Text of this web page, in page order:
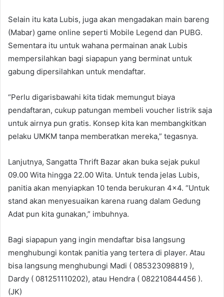
Selain itu kata Lubis, juga akan mengadakan main bareng
(Mabar) game online seperti Mobile Legend dan PUBG.
Sementara itu untuk wahana permainan anak Lubis
mempersilahkan bagi siapapun yang berminat untuk
gabung dipersilahkan untuk mendaftar.
“Perlu digarisbawahi kita tidak memungut biaya
pendaftaran, cukup patungan membeli voucher listrik saja
untuk airnya pun gratis. Konsep kita kan membangkitkan
pelaku UMKM tanpa memberatkan mereka,” tegasnya.
Lanjutnya, Sangatta Thrift Bazar akan buka sejak pukul
09.00 Wita hingga 22.00 Wita. Untuk tenda jelas Lubis,
panitia akan menyiapkan 10 tenda berukuran 4×4. “Untuk
stand akan menyesuaikan karena ruang dalam Gedung
Adat pun kita gunakan,” imbuhnya.
Bagi siapapun yang ingin mendaftar bisa langsung
menghubungi kontak panitia yang tertera di player. Atau
bisa langsung menghubungi Madi ( 085323098819 ),
Dardy ( 081251110202), atau Hendra ( 082210844456 ).
(JK)